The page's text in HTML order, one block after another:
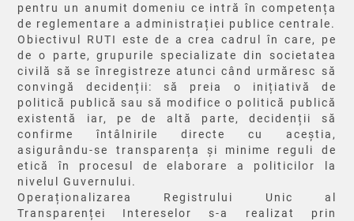
pentru un anumit domeniu ce intră în competența
de reglementare a administrației publice centrale.
Obiectivul RUTI este de a crea cadrul în care, pe
de o parte, grupurile specializate din societatea
civilă să se înregistreze atunci când urmăresc să
convingă decidenții: să preia o inițiativă de
politică publică sau să modifice o politică publică
existentă iar, pe de altă parte, decidenții să
confirme întâlnirile directe cu aceștia,
asigurându-se transparența și minime reguli de
etică în procesul de elaborare a politicilor la
nivelul Guvernului.
Operaționalizarea Registrului Unic al
Transparenței Intereselor s-a realizat prin